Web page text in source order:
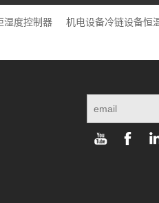
湿度控制器 机电设备冷链设备恒